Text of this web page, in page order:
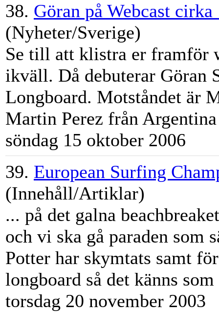
38. Göran på Webcast cirka
(Nyheter/Sverige)
Se till att klistra er framför
ikväll. Då debuterar Göran
Longboard. Motståndet är
Martin Perez från
söndag 15 oktober 2006
39. European Surfing
(Innehåll/Artiklar)
... på det galna
och vi ska gå paraden som
Potter har skymtats samt
longboard så det känns
torsdag 20 november 2003